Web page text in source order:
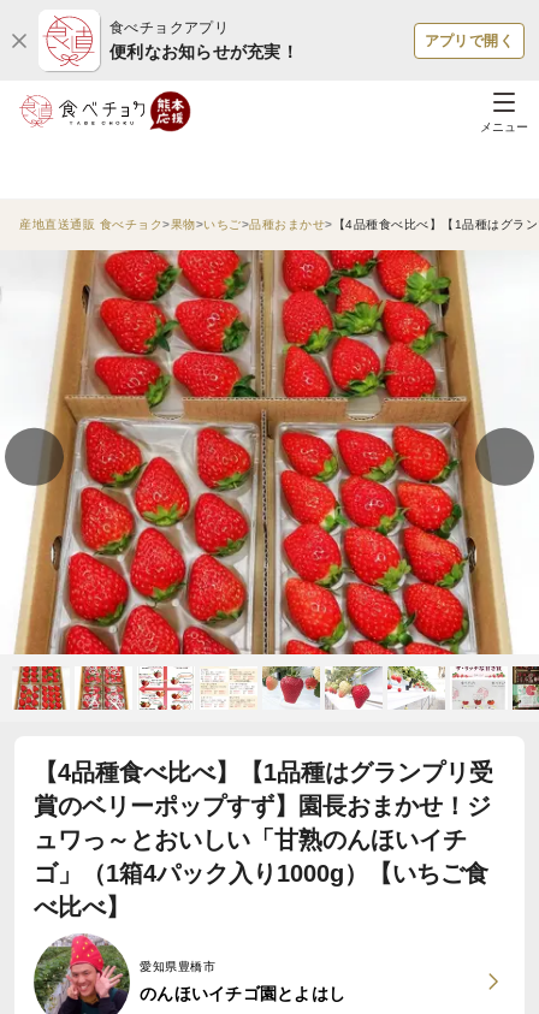
食べチョクアプリ
便利なお知らせが充実！
アプリで開く
メニュー
産地直送通販 食べチョク 果物 いちご 品種おまかせ 【4品種食べ比べ】【1品種はグラ
【4品種食べ比べ】【1品種はグランプリ受
賞のベリーポップすず】園長おまかせ！ジ
ュワっ～とおいしい「甘熟のんほいイチ
ゴ」（1箱4パック入り1000g）【いちご食
べ比べ】
愛知県豊橋市
のんほいイチゴ園とよはし